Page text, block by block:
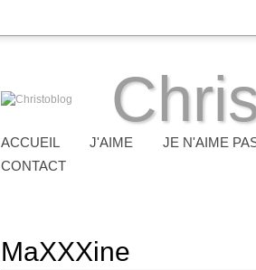
ACCUEIL J'AIME JE N'AIME
CONTACT
MaXXXine